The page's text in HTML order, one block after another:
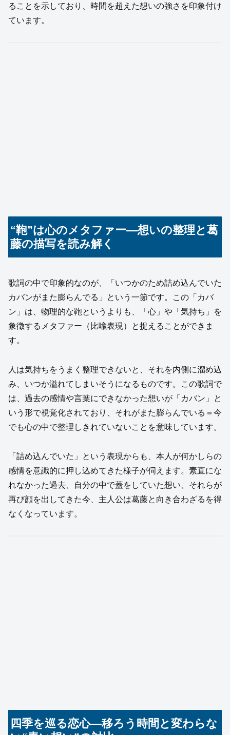
ることを示しており、時間を超えた想いの強さを印象付け
ています。
“鞄”は心のメタファー—想いの整理と葛
藤の描写を読み解く
歌詞の中で印象的なのが、「いつかのため詰め込んでいた
カバンがまた膨らんでる」という一節です。この「カバ
ン」は、物理的な鞄というよりも、「心」や「気持ち」を
象徴するメタファー（比喩表現）と捉えることができま
す。
人は気持ちをうまく整理できないと、それを内側に溜め込
み、いつか溢れてしまいそうになるものです。この歌詞で
は、過去の感情や言葉にできなかった想いが「カバン」と
いう形で視覚化されており、それがまた膨らんでいる＝今
でも心の中で整理しきれていないことを意味しています。
「詰め込んでいた」という表現からも、本人が何かしらの
感情を意識的に押し込めてきた様子が伺えます。素直にな
れなかった過去、自分の中で蓋をしていた想い、それらが
再び顔を出してきた今、主人公は葛藤と向き合わざるを得
なくなっています。
四季を巡る恋心—移ろう時間と変わらな